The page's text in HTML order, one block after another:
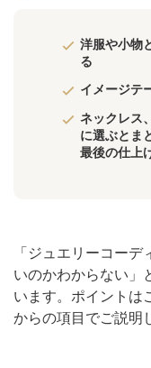
洋服や小物
る
イメージテ
ネックレス
に選ぶとま
最後の仕上
「ジュエリーコー
いのかわからない」
います。ポイントは
からの項目でご説明